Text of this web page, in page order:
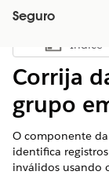
Seguro
Índice
Corrija
grupo
O componente
identifica
inválidos usando